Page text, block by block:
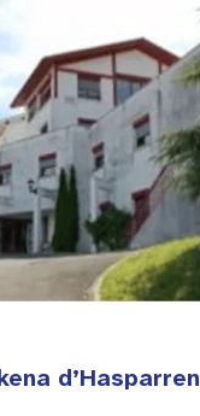
d’Hasparren